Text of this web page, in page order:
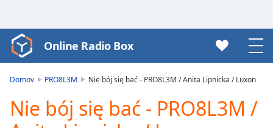
Video
Player
Play
Video
Online Radio Box
Domov PRO8L3M Nie bój się bać - PRO8L3M / Anita Lipnicka / Luxon
Nie bój się bać - PRO8L3M /